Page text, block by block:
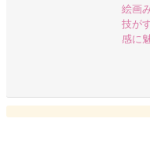
絵画
技が
感に